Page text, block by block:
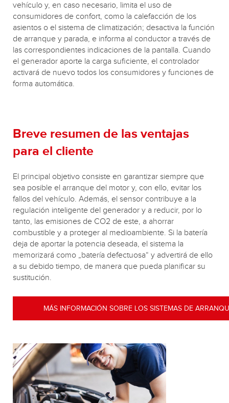
vehículo y, en caso necesario, limita el uso de
consumidores de confort, como la calefacción de los
asientos o el sistema de climatización; desactiva la función
de arranque y parada, e informa al conductor a través de
las correspondientes indicaciones de la pantalla. Cuando
el generador aporte la carga suficiente, el controlador
activará de nuevo todos los consumidores y funciones de
forma automática.
Breve resumen de las ventajas
para el cliente
El principal objetivo consiste en garantizar siempre que
sea posible el arranque del motor y, con ello, evitar los
fallos del vehículo. Además, el sensor contribuye a la
regulación inteligente del generador y a reducir, por lo
tanto, las emisiones de CO2 de este, a ahorrar
combustible y a proteger al medioambiente. Si la batería
deja de aportar la potencia deseada, el sistema la
memorizará como „batería defectuosa“ y advertirá de ello
a su debido tiempo, de manera que pueda planificar su
sustitución.
MÁS INFORMACIÓN SOBRE LOS SISTEMAS DE